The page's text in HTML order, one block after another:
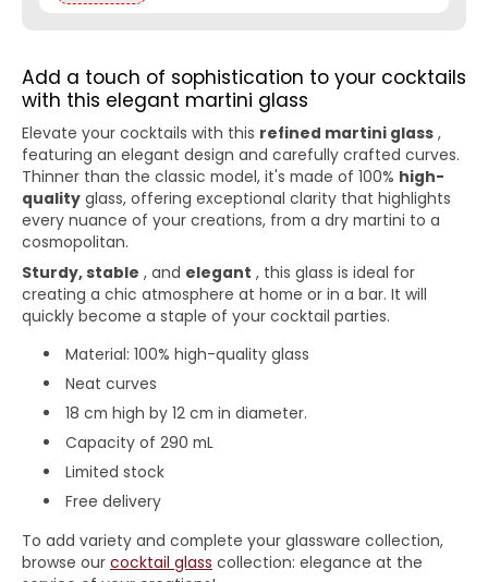
Add a touch of sophistication to your cocktails
with this elegant martini glass
Elevate your cocktails with this refined martini glass ,
featuring an elegant design and carefully crafted curves.
Thinner than the classic model, it's made of 100% high-
quality glass, offering exceptional clarity that highlights
every nuance of your creations, from a dry martini to a
cosmopolitan.
Sturdy, stable , and elegant , this glass is ideal for
creating a chic atmosphere at home or in a bar. It will
quickly become a staple of your cocktail parties.
Material: 100% high-quality glass
Neat curves
18 cm high by 12cm in diameter.
Capacity of 290 mL
Limited stock
Free delivery
To add variety and complete your glassware collection,
browse our cocktail glass collection: elegance at the